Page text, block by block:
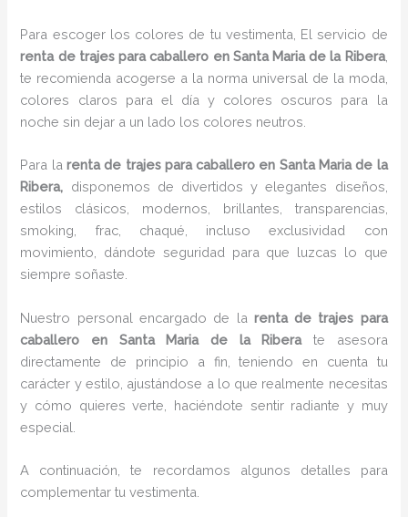
Para escoger los colores de tu vestimenta, El servicio de
renta de trajes para caballero en Santa Maria de la Ribera,
te recomienda acogerse a la norma universal de la moda,
colores claros para el día y colores oscuros para la
noche sin dejar a un lado los colores neutros.
Para larenta de trajes para caballero en Santa Maria de la
Ribera, disponemos de divertidos y elegantes diseños,
estilos clásicos, modernos, brillantes, transparencias,
smoking, frac, chaqué, incluso exclusividad con
movimiento, dándote seguridad para que luzcas lo que
siempre soñaste.
Nuestro personal encargado de la renta de trajes para
caballero en Santa Maria de la Riberate asesora
directamente de principio a fin, teniendo en cuenta tu
carácter y estilo, ajustándose a lo que realmente necesitas
y cómo quieres verte, haciéndote sentir radiante y muy
especial.
A continuación, te recordamos algunos detalles para
complementar tu vestimenta.